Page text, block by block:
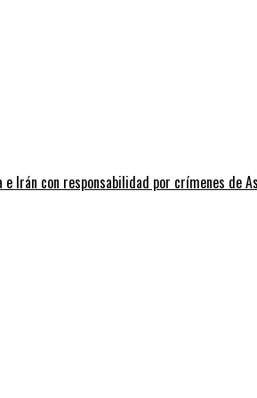
e Irán con responsabilidad por crímenes de